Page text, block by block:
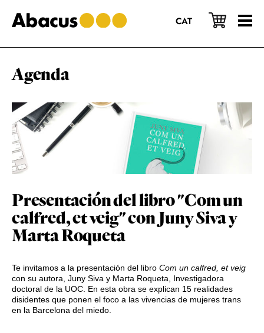
al
contenido
a
la
lateral
al
pie
página
CAT
Agenda
Presentación del libro "Com un
calfred, et veig" con Juny Siva y
Marta Roqueta
Te invitamos a la presentación del libro Com un calfred, et veig
con su autora, Juny Siva y Marta Roqueta, Investigadora
doctoral de la UOC. En esta obra se explican 15 realidades
disidentes que ponen el foco a las vivencias de mujeres trans
en la Barcelona del miedo.